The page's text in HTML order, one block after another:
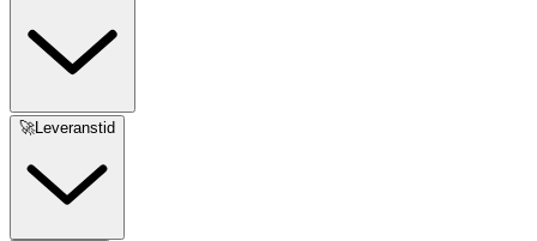
🚀Leveranstid